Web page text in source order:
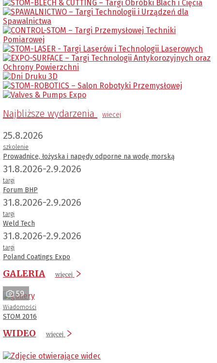
Najbliższe wydarzenia wiecej
25.8.2026
szkolenie
Prowadnice, łożyska i napędy odporne na wodę morską
31.8.2026-2.9.2026
targi
Forum BHP
31.8.2026-2.9.2026
targi
Weld Tech
31.8.2026-2.9.2026
targi
Poland Coatings Expo
GALERIA więcej
59
Wiadomości
STOM 2016
WIDEO więcej